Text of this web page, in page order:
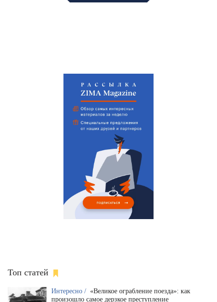
Топ статей
Интересно / «Великое ограбление поезда»: как
произошло самое дерзкое преступление